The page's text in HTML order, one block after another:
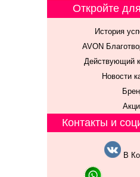
Откройте
История
AVON
Действующий
Новости
Контакты и
В